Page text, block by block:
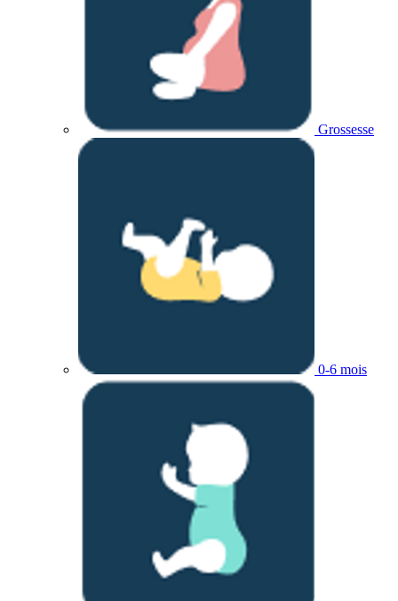
Grossesse
0-6 mois